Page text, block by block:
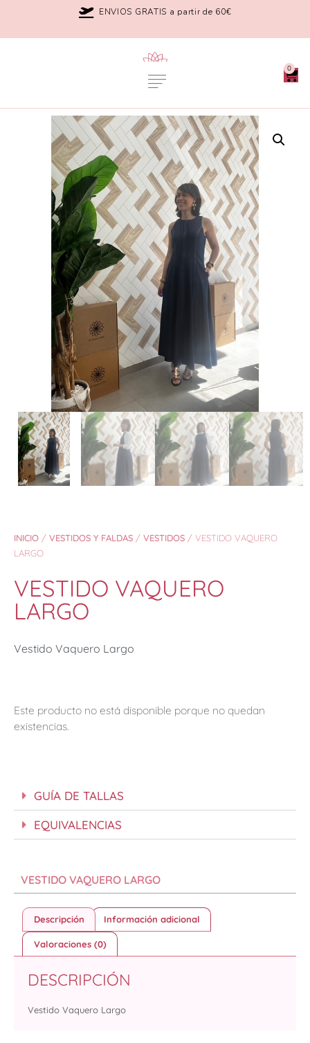
ENVIOS GRATIS a partir de 60€
0
INICIO / VESTIDOS Y FALDAS / VESTIDOS / VESTIDO VAQUERO
LARGO
VESTIDO VAQUERO
LARGO
Vestido Vaquero Largo
Este producto no está disponible porque no quedan
existencias.
GUÍA DE TALLAS
EQUIVALENCIAS
VESTIDO VAQUERO LARGO
Descripción Información adicional
Valoraciones (0)
DESCRIPCIÓN
Vestido Vaquero Largo